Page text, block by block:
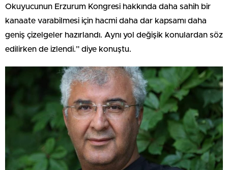
Okuyucunun Erzurum Kongresi hakkında daha sahih bir
kanaate varabilmesi için hacmi daha dar kapsamı daha
geniş çizelgeler hazırlandı. Aynı yol değişik konulardan söz
edilirken de izlendi.” diye konuştu.